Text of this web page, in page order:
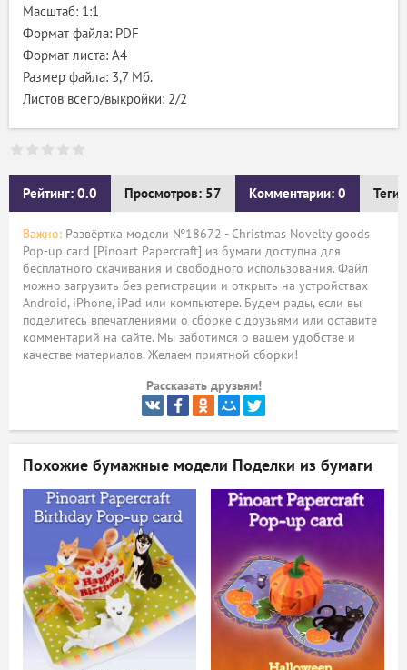
Масштаб: 1:1
Формат файла: PDF
Формат листа: А4
Размер файла: 3,7 Мб.
Листов всего/выкройки: 2/2
Рейтинг: 0.0 Просмотров: 57 Комментарии: 0 Теги:
Важно: Развёртка модели №18672 - Christmas Novelty goods
Pop-up card [Pinoart Papercraft] из бумаги доступна для
бесплатного скачивания и свободного использования. Файл
можно загрузить без регистрации и открыть на устройствах
Android, iPhone, iPad или компьютере. Будем рады, если вы
поделитесь впечатлениями о сборке с друзьями или оставите
комментарий на сайте. Мы заботимся о вашем удобстве и
качестве материалов. Желаем приятной сборки!
Рассказать друзьям!
Похожие бумажные модели Поделки из бумаги